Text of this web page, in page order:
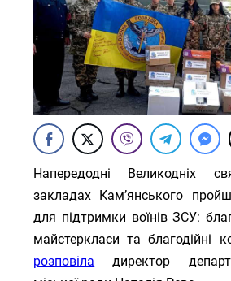
Напередодні Великодніх
закладах Камʼянського
для підтримки воїнів ЗСУ:
майстеркласи та благодійні
розповіла директор